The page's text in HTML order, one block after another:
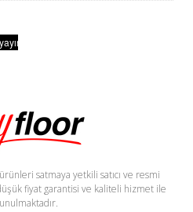
satmaya yetkili satıcı ve resmi
fiyat garantisi ve kaliteli hizmet ile